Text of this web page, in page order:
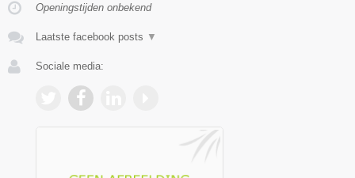
Openingstijden onbekend
Laatste facebook posts ▼
Sociale media: